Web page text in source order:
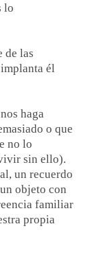
lo
de las
implanta él
haga
o que
no lo
sin ello).
un recuerdo
objeto con
familiar
propia